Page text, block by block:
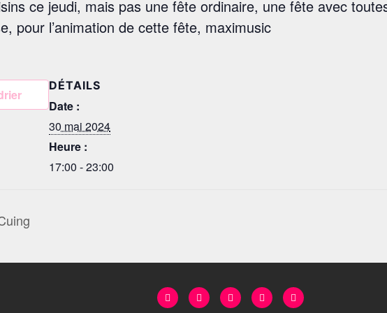
ce jeudi, mais pas une fête ordinaire, une fête avec
pour l’animation de cette fête, maximusic
DÉTAILS
Date :
30 mai 2024
Heure :
17:00 - 23:00